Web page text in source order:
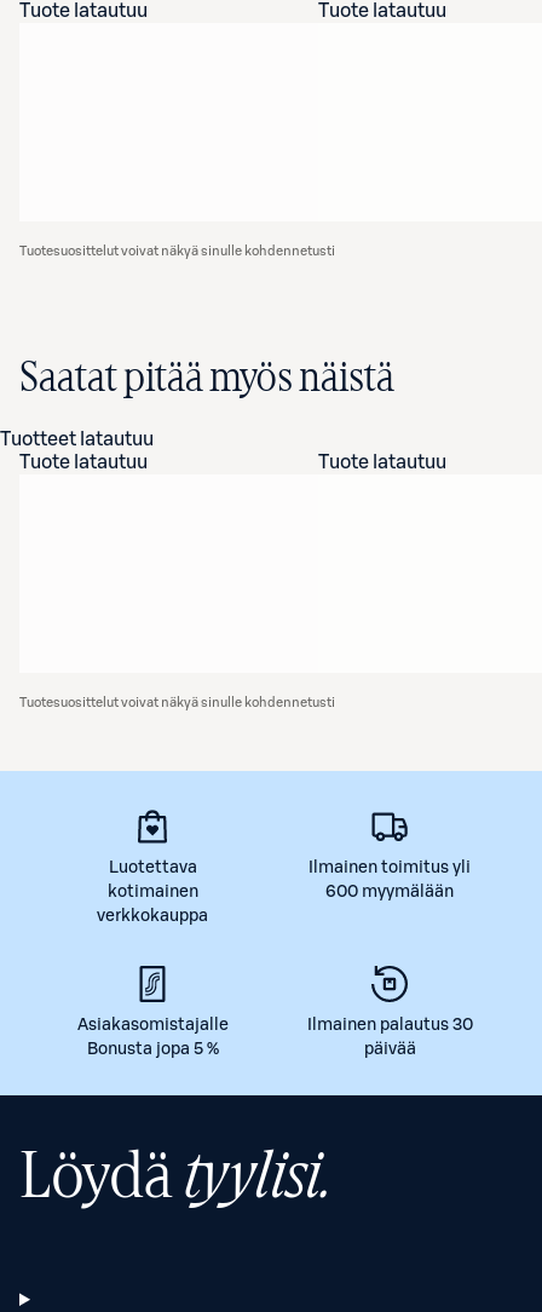
Tuote latautuu Tuote latautuu
Tuotesuosittelut voivat näkyä sinulle kohdennetusti
Saatat pitää myös näistä
Tuotteet latautuu
Tuote latautuu
Tuote latautuu
Tuotesuosittelut voivat näkyä sinulle kohdennetusti
Luotettava
kotimainen
verkkokauppa
Ilmainen toimitus yli
600 myymälään
Asiakasomistajalle
Bonusta jopa 5 %
Ilmainen palautus 30
päivää
Löydätyylisi.